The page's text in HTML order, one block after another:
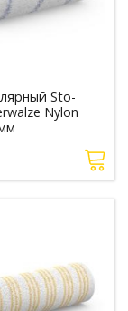
Sto-
Nylon